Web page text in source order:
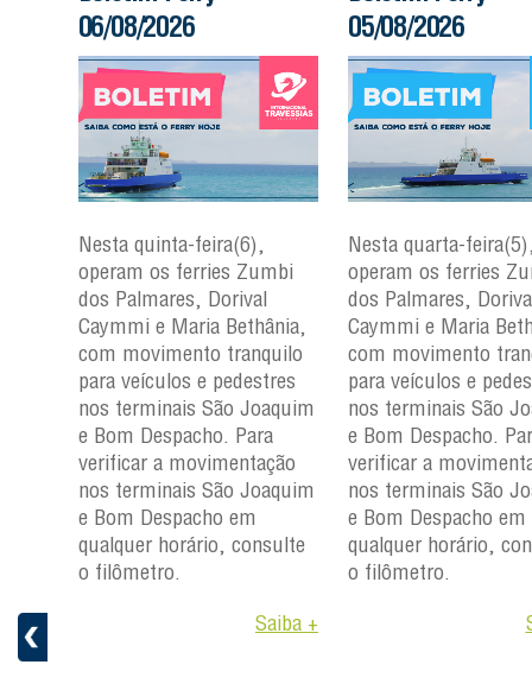
+
06/08/2026
Nesta quinta-feira(6),
operam os ferries Zumbi
dos Palmares, Dorival
Caymmi e Maria Bethânia,
com movimento tranquilo
para veículos e pedestres
nos terminais São Joaquim
e Bom Despacho. Para
verificar a movimentação
nos terminais São Joaquim
e Bom Despacho em
qualquer horário, consulte
o filômetro.
Saiba +
05/08/2026
Nesta quarta-
operam os ferries
dos Palmares,
Caymmi e Maria
com movimento
para veículos e
nos terminais São
e Bom Despacho.
verificar a
nos terminais São
e Bom Despacho em
qualquer horário,
o filômetro.